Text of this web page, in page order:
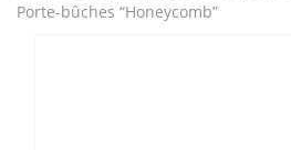
Porte-bûches “Honeycomb”